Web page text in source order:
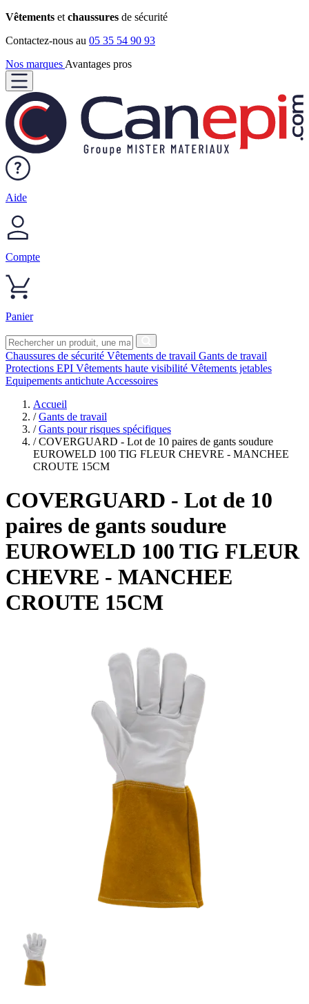
Vêtements et chaussures de sécurité
Contactez-nous au 05 35 54 90 93
Nos marques Avantages pros
Aide
Compte
Panier
Chaussures de sécurité Vêtements de travail Gants de travail
Protections EPI Vêtements haute visibilité Vêtements jetables
Equipements antichute Accessoires
Accueil
/ Gants de travail
/ Gants pour risques spécifiques
/ COVERGUARD - Lot de 10 paires de gants soudure
EUROWELD 100 TIG FLEUR CHEVRE - MANCHEE
CROUTE 15CM
COVERGUARD - Lot de 10
paires de gants soudure
EUROWELD 100 TIG FLEUR
CHEVRE - MANCHEE
CROUTE 15CM